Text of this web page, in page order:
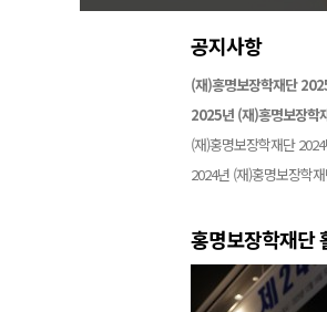
공지사항
(재)홍명보장학재단
2025년 (재)홍명보장학
(재)홍명보장학재단
2024년 (재)홍명보장학
홍명보장학재단